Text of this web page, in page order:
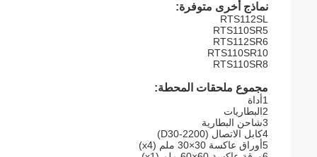
نماذج أخرى متوفرة:
RTS112SL
RTS110SR5
RTS112SR6
RTS110SR10
RTS110SR8
مجموع ملحقات المحطة:
1أداة
2البطاريات
3شاحن البطارية
4كابل الاتصال (D30-2200)
5أوراق عاكسة 30×30 ملم (x4)